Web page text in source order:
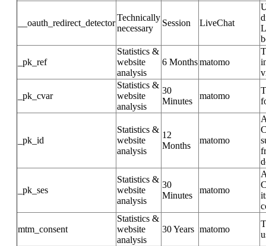
__oauth_redirect_detector
Technically
necessary
Session LiveChat
_pk_ref
Statistics &
website
analysis
6 Monthsmatomo
_pk_cvar
Statistics &
website
analysis
30
Minutes
matomo
_pk_id
Statistics &
website
analysis
12
Months
matomo
_pk_ses
Statistics &
website
analysis
30
Minutes
matomo
mtm_consent
Statistics &
website
analysis
30 Years matomo